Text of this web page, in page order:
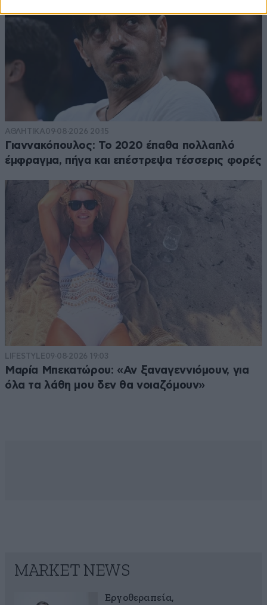
ΑΘΛΗΤΙΚΑ09·08·2026 20:15
Γιαννακόπουλος: Το 2020 έπαθα πολλαπλό
έμφραγμα, πήγα και επέστρεψα τέσσερις φορές
LIFESTYLE09·08·2026 19:03
Μαρία Μπεκατώρου: «Αν ξαναγεννιόμουν, για
όλα τα λάθη μου δεν θα νοιαζόμουν»
MARKET NEWS
Εργοθεραπεία,